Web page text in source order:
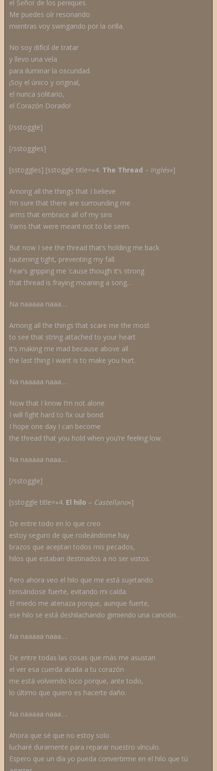
el Señor de los peniques.
Me puedes oír resonando
mientras voy swingando por la orilla.
No soy difícil de tratar
y llevo una vela
para iluminar la oscuridad.
¡Soy el único y original,
el nunca solitario,
el Corazón Dorado!
[/sstoggle]
[/sstoggles]
[sstoggles] [sstoggle title=»4. The Thread – Inglés«]
Among all the things that I believe
I’m sure that there are surrounding me
arms that embrace all of my sins
Yarns that were meant not to be seen.
But now I see the thread that’s holding me back
tautening tight, preventing my fall.
Fear’s gripping me ‘cause though it’s strong
that thread is fraying moaning a song…
Na naaaaa naaa….
Among all the things that scare me the most
to see that string attached to your heart
it’s making me mad because above all
the last thing I want is to make you hurt.
Na naaaaa naaa….
Now that I know I’m not alone
I will fight hard to fix our bond.
I hope one day I can become
the thread that you hold when you’re feeling low.
Na naaaaa naaa….
[/sstoggle]
[sstoggle title=»4. El hilo – Castellano«]
De entre todo en lo que creo
estoy seguro de que rodeándome hay
brazos que aceptan todos mis pecados,
hilos que estaban destinados a no ser vistos.
Pero ahora veo el hilo que me está sujetando
tensándose fuerte, evitando mi caída.
El miedo me atenaza porque, aunque fuerte,
ese hilo se está deshilachando gimiendo una canción…
Na naaaaa naaa….
De entre todas las cosas que más me asustan
el ver esa cuerda atada a tu corazón
me está volviendo loco porque, ante todo,
lo último que quiero es hacerte daño.
Na naaaaa naaa….
Ahora que sé que no estoy solo
lucharé duramente para reparar nuestro vínculo.
Espero que un día yo pueda convertirme en el hilo que tú